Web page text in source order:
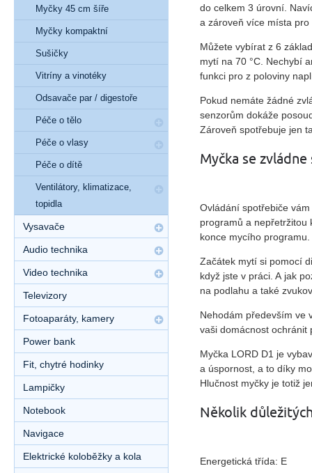
do celkem 3 úrovní.
a zároveň více místa
Můžete vybírat z 6
mytí na 70 °C. Nechybí
funkci pro z poloviny
Pokud nemáte žádné
senzorům dokáže
Zároveň spotřebuje jen
Myčka se
Ovládání spotřebiče
programů a nepřetržitou
konce mycího
Začátek mytí si pomocí
když jste v práci. A jak
na podlahu a také
Nehodám především ve
vaši domácnost
Myčka LORD D1 je
a úspornost, a to díky
Hlučnost myčky je totiž
Několik
Energetická třída: E
Myčky 45 cm šíře
Myčky kompaktní
Sušičky
Vitríny a vinotéky
Odsavače par / digestoře
Péče o tělo
Péče o vlasy
Péče o dítě
Ventilátory, klimatizace,
topidla
Vysavače
Audio technika
Video technika
Televizory
Fotoaparáty, kamery
Power bank
Fit, chytré hodinky
Lampičky
Notebook
Navigace
Elektrické koloběžky a kola